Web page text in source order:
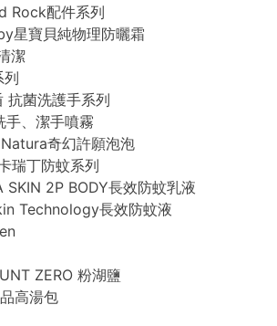
Rock配件系列
星寶貝純物理防曬霜
潔
列
抗菌洗護手系列
手、潔手噴霧
奇幻許願泡泡
瑞丁防蚊系列
SKIN 2P BODY長效防蚊乳液
Technology長效防蚊液
ZERO 粉湖鹽
高湯包